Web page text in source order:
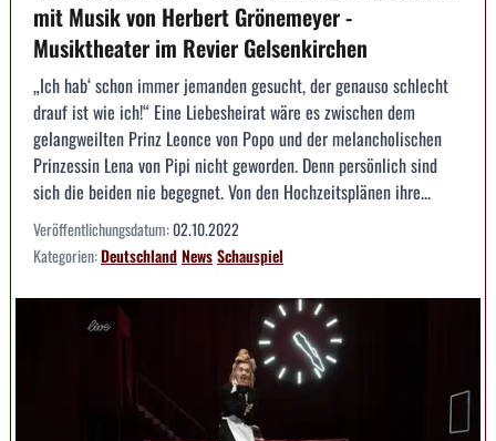
mit Musik von Herbert Grönemeyer -
Musiktheater im Revier Gelsenkirchen
„Ich hab‘ schon immer jemanden gesucht, der genauso schlecht
drauf ist wie ich!“ Eine Liebesheirat wäre es zwischen dem
gelangweilten Prinz Leonce von Popo und der melancholischen
Prinzessin Lena von Pipi nicht geworden. Denn persönlich sind
sich die beiden nie begegnet. Von den Hochzeitsplänen ihre...
Veröffentlichungsdatum:02.10.2022
Kategorien:DeutschlandNewsSchauspiel